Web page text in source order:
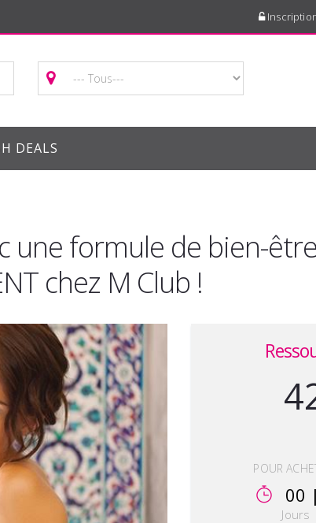
DEALS
une formule de bien-
chez M Club !
POUR
00 |
Jours